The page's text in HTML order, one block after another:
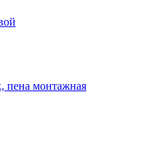
пена монтажная